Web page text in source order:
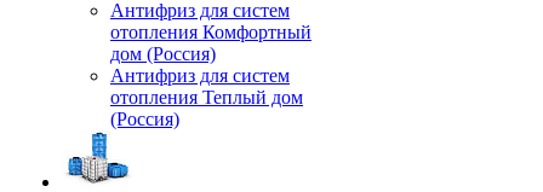
Антифриз для систем
отопления Комфортный
дом (Россия)
Антифриз для систем
отопления Теплый дом
(Россия)